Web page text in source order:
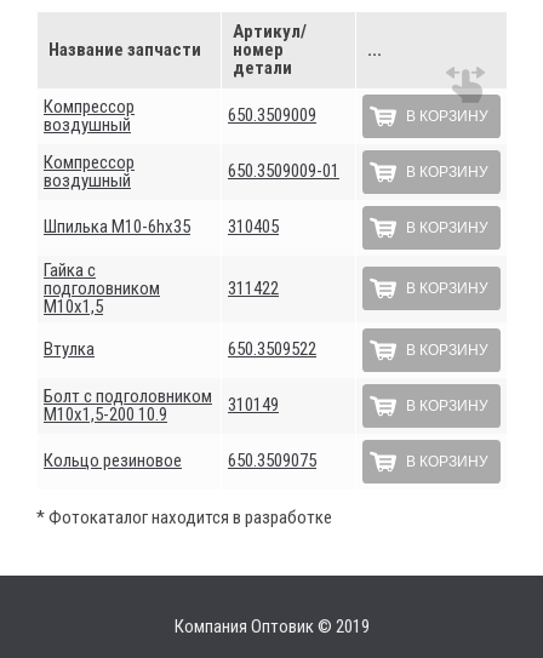
Название запчасти
Артикул/
номер
детали
...
Компрессор
воздушный
650.3509009 В КОРЗИНУ
Компрессор
воздушный
650.3509009-01 В КОРЗИНУ
Шпилька М10-6hх35 310405 В КОРЗИНУ
Гайка с
подголовником
М10х1,5
311422 В КОРЗИНУ
Втулка 650.3509522 В КОРЗИНУ
Болт с подголовником
М10х1,5-200 10.9
310149 В КОРЗИНУ
Кольцо резиновое 650.3509075 В КОРЗИНУ
* Фотокаталог находится в разработке
Компания Оптовик © 2019